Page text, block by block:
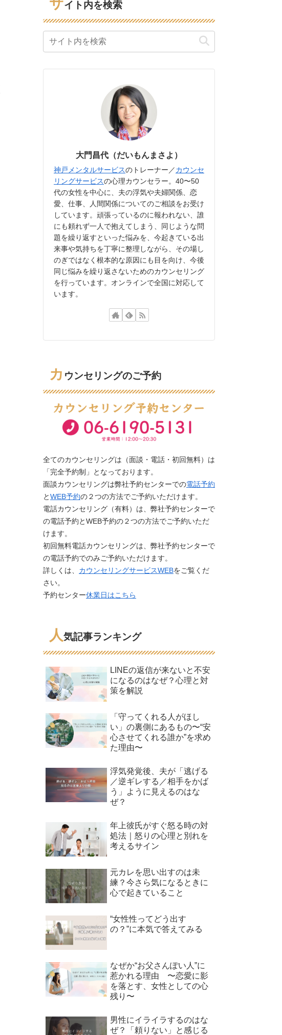
サイト内を検索
大門昌代（だいもんまさよ）
神戸メンタルサービスのトレーナー／ カウンセ
リングサービスの心理カウンセラー。40〜50
代の女性を中心に、夫の浮気や夫婦関係、恋
愛、仕事、人間関係についてのご相談をお受け
しています。頑張っているのに報われない、誰
にも頼れず一人で抱えてしまう、同じような問
題を繰り返すといった悩みを、今起きている出
来事や気持ちを丁寧に整理しながら、その場し
のぎではなく根本的な原因にも目を向け、今後
同じ悩みを繰り返さないためのカウンセリング
を行っています。オンラインで全国に対応して
います。
カ ウンセリングのご予約
全てのカウンセリングは（面談・電話・初回無料）は
「完全予約制」となっております。
面談カウンセリングは弊社予約センターでの電話予約
と WEB予約の２つの方法でご予約いただけます。
電話カウンセリング（有料）は、弊社予約センターで
の電話予約とWEB予約の２つの方法でご予約いただ
けます。
初回無料電話カウンセリングは、弊社予約センターで
の電話予約でのみご予約いただけます。
詳しくは、 カウンセリングサービスWEBをご覧くだ
さい。
予約センター休業日はこちら
人気記事ランキング
LINEの返信が来ないと不安
になるのはなぜ？心理と対
策を解説
「守ってくれる人がほし
い」の裏側にあるもの〜“安
心させてくれる誰か”を求め
た理由〜
浮気発覚後、夫が「逃げる
／逆ギレする／相手をかば
う」ように見えるのはな
ぜ？
年上彼氏がすぐ怒る時の対
処法｜怒りの心理と別れを
考えるサイン
元カレを思い出すのは未
練？今さら気になるときに
心で起きていること
“女性性ってどう出す
の？”に本気で答えてみる
なぜか“お父さんぽい人”に
惹かれる理由 〜恋愛に影
を落とす、女性としての心
残り〜
男性にイライラするのはな
ぜ？「頼りない」と感じる